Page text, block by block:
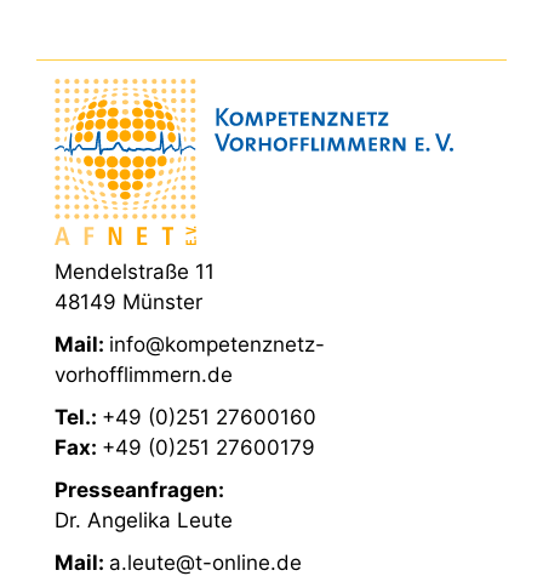
Mendelstraße 11
48149 Münster
Mail: info@kompetenznetz-
vorhofflimmern.de
Tel.: +49 (0)251 27600160
Fax: +49 (0)251 27600179
Presseanfragen:
Dr. Angelika Leute
Mail: a.leute@t-online.de